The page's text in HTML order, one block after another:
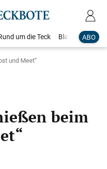
ABO
um die Teck Blaulicht
und Meet“
beim